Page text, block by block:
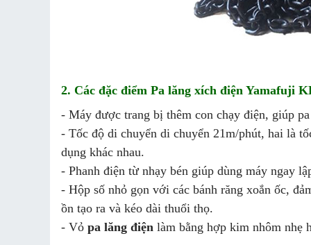
2. Các đặc điểm Pa lăng xích điện Yamafuji
- Máy được trang bị thêm con chạy điện, giúp
- Tốc độ di chuyển di chuyển 21m/phút, hai là
dụng khác nhau.
- Phanh điện từ nhạy bén giúp dùng máy ngay
- Hộp số nhỏ gọn với các bánh răng xoắn ốc,
ồn tạo ra và kéo dài thuổi thọ.
- Vỏ pa lăng điện làm bằng hợp kim nhôm nhẹ